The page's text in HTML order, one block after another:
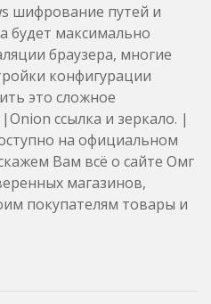
шифрование путей и
будет максимально
браузера, многие
конфигурации
это сложное
ссылка и зеркало. |
на официальном
Вам всё о сайте Омг
магазинов,
покупателям товары и